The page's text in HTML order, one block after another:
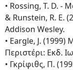
• Rossing, T. D. -
& Runstein, R. E.
Addison Wesley.
• Εargle, J. (1999)
Περιστέρι: Εκδ.
• Γκρίφιθς, Π.